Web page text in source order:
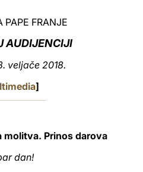
中文
PAPE FRANJE
AUDIJENCIJI
veljače 2018.
]
molitva. Prinos darova
dan!